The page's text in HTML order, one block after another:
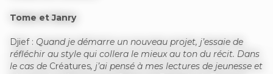
Tome et Janry
Djief : Quand je démarre un nouveau projet, j’essaie de
réfléchir au style qui collera le mieux au ton du récit. Dans
le cas de Créatures, j’ai pensé à mes lectures de jeunesse et